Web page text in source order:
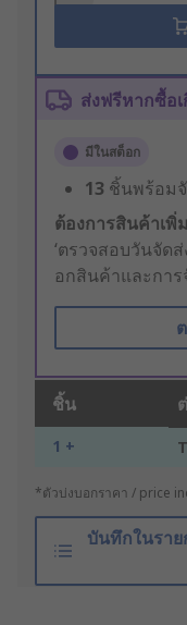
ส่งฟรีหากซื้อ
มีในสต็อก
13 ชิ้นพร้อม
ต้องการสินค้าเพิ่
‘ตรวจสอบวันจัด
อกสินค้าและการ
ชิ้น
1 +
*ตัวบ่งบอกราคา / price
บันทึกในรา